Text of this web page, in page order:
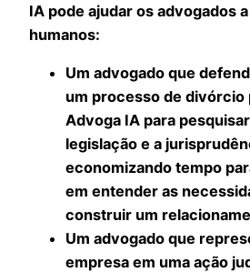
IA pode ajudar os advogados
humanos:
Um advogado que
um processo de divórcio
Advoga IA para
legislação e a
economizando tempo
em entender as
construir um
Um advogado que
empresa em uma ação